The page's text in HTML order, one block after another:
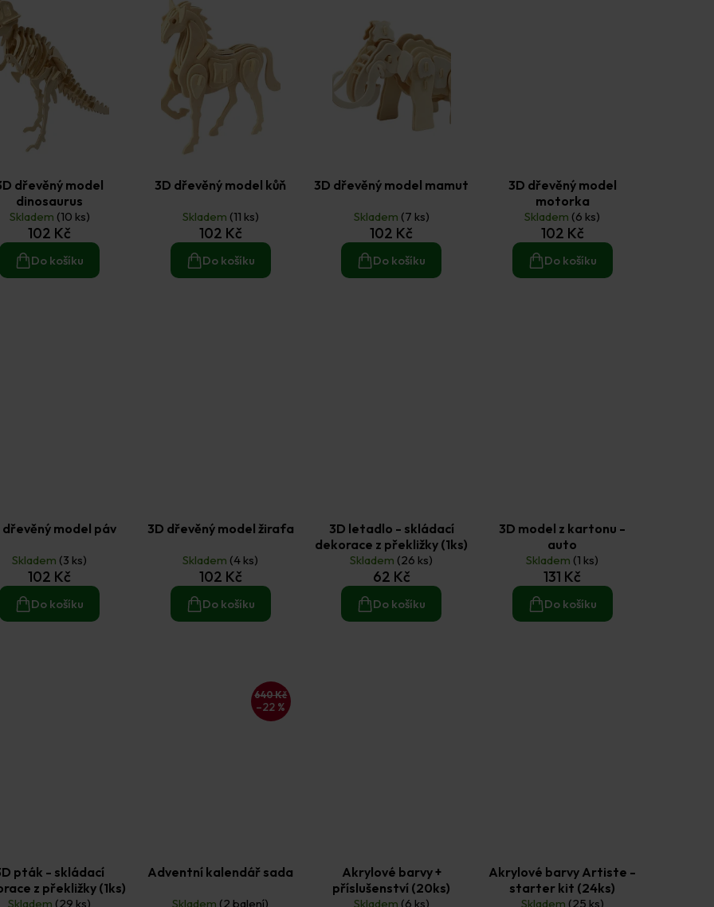
dřevěný model
dinosaurus
Skladem (10 ks)
102 Kč
Do košíku
3D dřevěný model kůň
Skladem (11 ks)
102 Kč
Do košíku
3D dřevěný model mamut
Skladem (7 ks)
102 Kč
Do košíku
3D dřevěný model
motorka
Skladem (6 ks)
102 Kč
Do košíku
dřevěný model páv
Skladem (3 ks)
102 Kč
Do košíku
3D dřevěný model žirafa
Skladem (4 ks)
102 Kč
Do košíku
3D letadlo - skládací
dekorace z překližky (1ks)
Skladem (26 ks)
62 Kč
Do košíku
3D model z kartonu -
auto
Skladem (1 ks)
131 Kč
Do košíku
pták - skládací
z překližky (1ks)
Skladem (29 ks)
640 Kč
–22 %
Adventní kalendář sada
Skladem (2 balení)
Akrylové barvy +
příslušenství (20ks)
Skladem (6 ks)
Akrylové barvy Artiste -
starter kit (24ks)
Skladem (25 ks)